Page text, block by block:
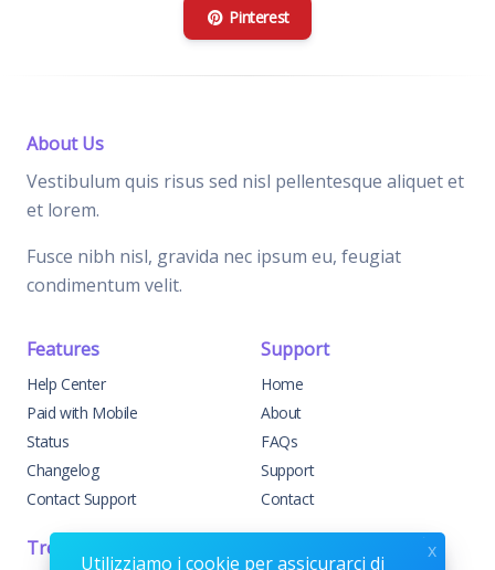
Pinterest
About Us
Vestibulum quis risus sed nisl pellentesque aliquet et
et lorem.
Fusce nibh nisl, gravida nec ipsum eu, feugiat
condimentum velit.
Features
Help Center
Paid with Mobile
Status
Changelog
Contact Support
Support
Home
About
FAQs
Support
Contact
Trending
Utilizziamo i cookie per assicurarci di
x